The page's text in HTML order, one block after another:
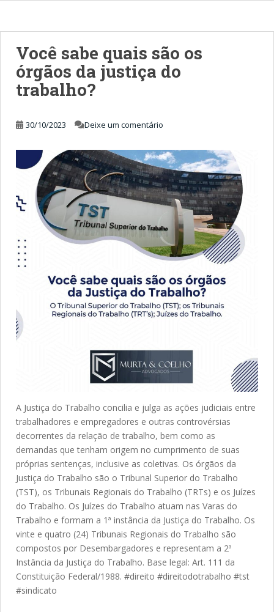
Você sabe quais são os
órgãos da justiça do
trabalho?
30/10/2023 Deixe um comentário
A Justiça do Trabalho concilia e julga as ações judiciais entre
trabalhadores e empregadores e outras controvérsias
decorrentes da relação de trabalho, bem como as
demandas que tenham origem no cumprimento de suas
próprias sentenças, inclusive as coletivas. Os órgãos da
Justiça do Trabalho são o Tribunal Superior do Trabalho
(TST), os Tribunais Regionais do Trabalho (TRTs) e os Juízes
do Trabalho. Os Juízes do Trabalho atuam nas Varas do
Trabalho e formam a 1ª instância da Justiça do Trabalho. Os
vinte e quatro (24) Tribunais Regionais do Trabalho são
compostos por Desembargadores e representam a 2ª
Instância da Justiça do Trabalho. Base legal: Art. 111 da
Constituição Federal/1988. #direito #direitodotrabalho #tst
#sindicato